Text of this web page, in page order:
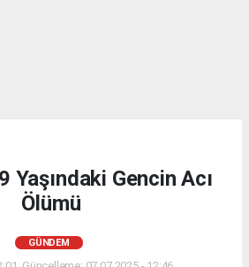
Yaşındaki Gencin Acı
Ölümü
GÜNDEM